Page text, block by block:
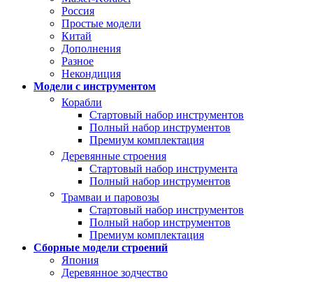
Россия
Простые модели
Китай
Дополнения
Разное
Некондиция
Модели с инструментом
Корабли
Стартовый набор инструментов
Полный набор инструментов
Премиум комплектация
Деревянные строения
Стартовый набор инструмента
Полный набор инструментов
Трамваи и паровозы
Стартовый набор инструментов
Полный набор инструментов
Премиум комплектация
Сборные модели строений
Япония
Деревянное зодчество